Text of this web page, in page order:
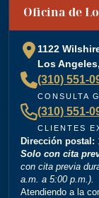
are committed
plays a big
doing what
justice in the
“Brittney
work with and
whole process
clearly. You
Oficina de
1122
Los
(310) 551-
CONSULTA
(310) 551-
CLIENTES
Dirección postal:
Solo con cita
con cita previa
a.m. a 5:00 p.m.).
Atendiendo a la